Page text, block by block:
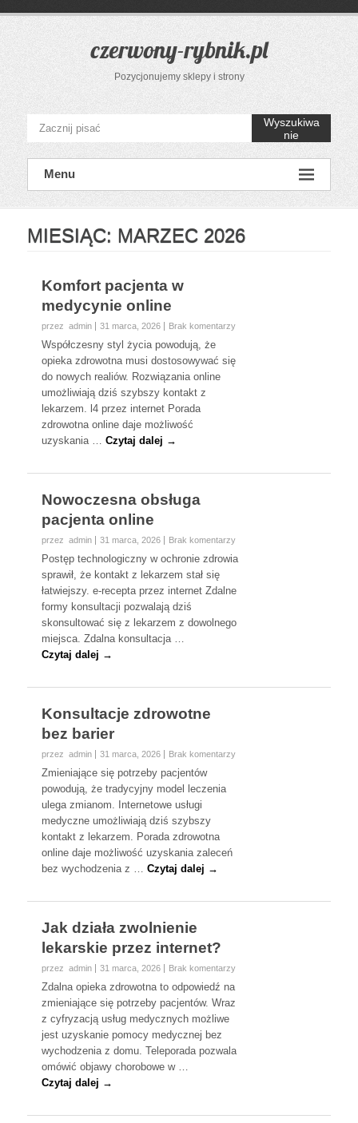
czerwony-rybnik.pl
Pozycjonujemy sklepy i strony
Wyszukiwa
nie
Menu
MIESIĄC: MARZEC 2026
Komfort pacjenta w
medycynie online
przez admin 31 marca, 2026 Brak komentarzy
Współczesny styl życia powodują, że
opieka zdrowotna musi dostosowywać się
do nowych realiów. Rozwiązania online
umożliwiają dziś szybszy kontakt z
lekarzem. l4 przez internet Porada
zdrowotna online daje możliwość
uzyskania …Czytaj dalej →
Nowoczesna obsługa
pacjenta online
przez admin 31 marca, 2026 Brak komentarzy
Postęp technologiczny w ochronie zdrowia
sprawił, że kontakt z lekarzem stał się
łatwiejszy. e-recepta przez internet Zdalne
formy konsultacji pozwalają dziś
skonsultować się z lekarzem z dowolnego
miejsca. Zdalna konsultacja …
Czytaj dalej →
Konsultacje zdrowotne
bez barier
przez admin 31 marca, 2026 Brak komentarzy
Zmieniające się potrzeby pacjentów
powodują, że tradycyjny model leczenia
ulega zmianom. Internetowe usługi
medyczne umożliwiają dziś szybszy
kontakt z lekarzem. Porada zdrowotna
online daje możliwość uzyskania zaleceń
bez wychodzenia z …Czytaj dalej →
Jak działa zwolnienie
lekarskie przez internet?
przez admin 31 marca, 2026 Brak komentarzy
Zdalna opieka zdrowotna to odpowiedź na
zmieniające się potrzeby pacjentów. Wraz
z cyfryzacją usług medycznych możliwe
jest uzyskanie pomocy medycznej bez
wychodzenia z domu. Teleporada pozwala
omówić objawy chorobowe w …
Czytaj dalej →